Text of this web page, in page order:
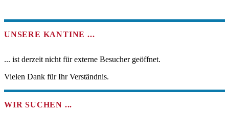
UNSERE KANTINE ...
... ist derzeit nicht für externe Besucher geöffnet.
Vielen Dank für Ihr Verständnis.
WIR SUCHEN ...